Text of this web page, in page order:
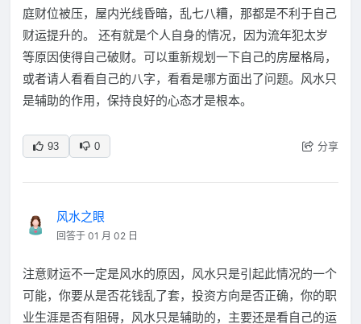
庭财位被压，屋内光线昏暗，乱七八糟，那都是不利于自己
财运提升的。 还有就是个人自身的情况，因为流年犯太岁
等原因使得自己破财。可以重新规划一下自己的房屋格局，
或者请人看看自己的八字，看看是哪方面出了问题。风水只
是辅助的作用，保持良好的心态才是根本。
93 0 分享
风水之眼
回答于 01 月 02 日
注意财运不一定是风水的原因，风水只是引起此情况的一个
可能，你要从是否花钱乱了套，投资方向是否正确，你的职
业生涯是否有阻碍，风水只是辅助的，主要还是看自己的运